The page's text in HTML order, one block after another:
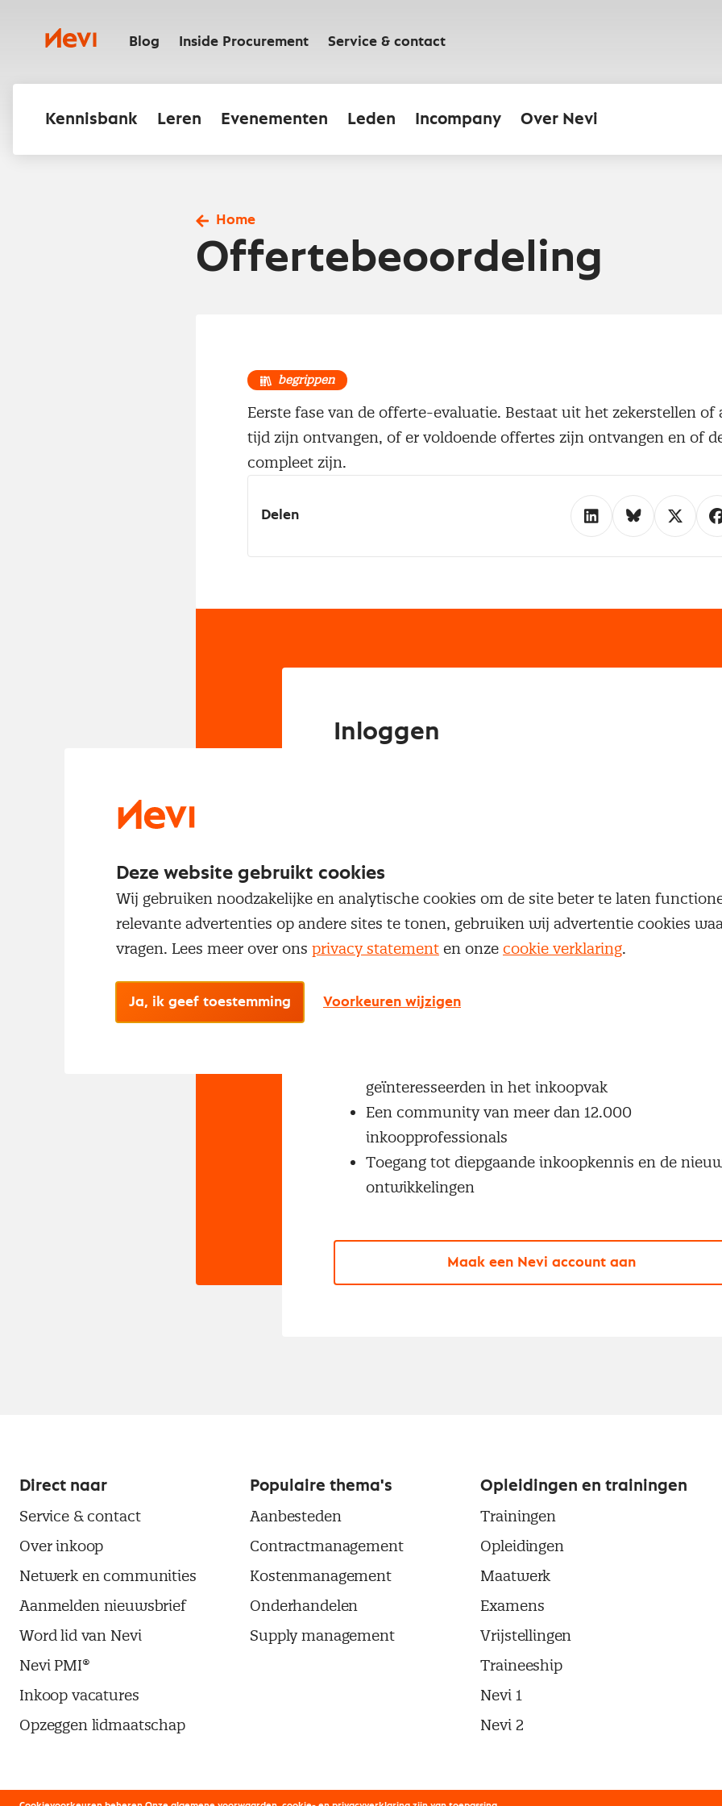
inhoudNevi Blog Inside Procurement Service & contact
Kennisbank Leren Evenementen Leden Incompany Over Nevi
Home
Offertebeoordeling
begrippen
Eerste fase van de offerte-evaluatie. Bestaat uit het zekerstellen of
tijd zijn ontvangen, of er voldoende offertes zijn ontvangen en of
compleet zijn.
Delen
Inloggen
geïnteresseerden in het inkoopvak
Een community van meer dan 12.000
inkoopprofessionals
Toegang tot diepgaande inkoopkennis en de
ontwikkelingen
Maak een Nevi account aan
Direct naar
Service & contact
Over inkoop
Netwerk en communities
Aanmelden nieuwsbrief
Word lid van Nevi
Nevi PMI®
Inkoop vacatures
Opzeggen lidmaatschap
Populaire thema's
Aanbesteden
Contractmanagement
Kostenmanagement
Onderhandelen
Supply management
Opleidingen en trainingen
Trainingen
Opleidingen
Maatwerk
Examens
Vrijstellingen
Traineeship
Nevi 1
Nevi 2
Deze website gebruikt cookies
Wij gebruiken noodzakelijke en analytische cookies om de site beter te laten
relevante advertenties op andere sites te tonen, gebruiken wij advertentie cookies
vragen. Lees meer over ons privacy statement en onze cookie verklaring.
Ja, ik geef toestemming Voorkeuren wijzigen